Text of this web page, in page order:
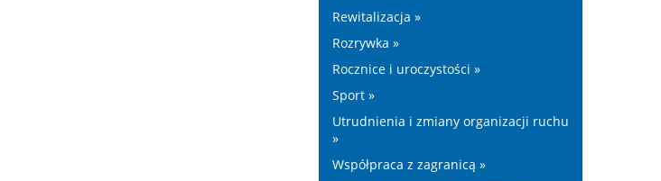
Rewitalizacja »
Rozrywka »
Rocznice i uroczystości »
Sport »
Utrudnienia i zmiany organizacji ruchu
»
Współpraca z zagranicą »